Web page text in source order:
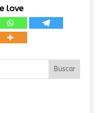
love